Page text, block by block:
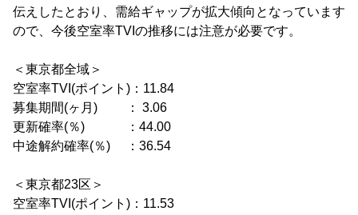
伝えしたとおり、需給ギャップが拡大傾向となっています
ので、今後空室率TVIの推移には注意が必要です。
＜東京都全域＞
空室率TVI(ポイント)：11.84
募集期間(ヶ月) ： 3.06
更新確率(％) ：44.00
中途解約確率(％) ：36.54
＜東京都23区＞
空室率TVI(ポイント)：11.53